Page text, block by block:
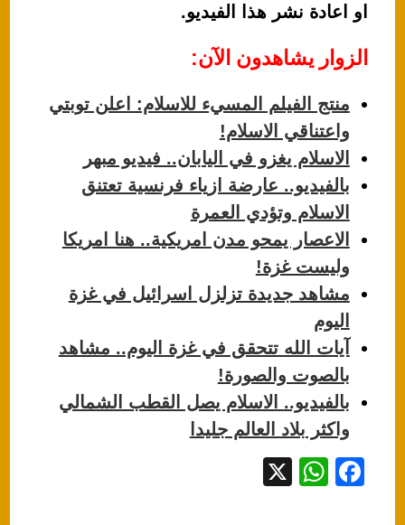
او اعادة نشر هذا الفيديو.
الزوار يشاهدون الآن:
منتج الفيلم المسيء للاسلام: اعلن توبتي
واعتناقي الاسلام!
الاسلام يغزو في اليابان.. فيديو مبهر
بالفيديو.. عارضة ازياء فرنسية تعتنق
الاسلام وتؤدي العمرة
الاعصار يمحو مدن امريكية.. هنا امريكا
وليست غزة!
مشاهد جديدة تزلزل اسرائيل في غزة
اليوم
آيات الله تتحقق في غزة اليوم.. مشاهد
بالصوت والصورة!
بالفيديو.. الاسلام يصل القطب الشمالي
واكثر بلاد العالم جليدا
F
W